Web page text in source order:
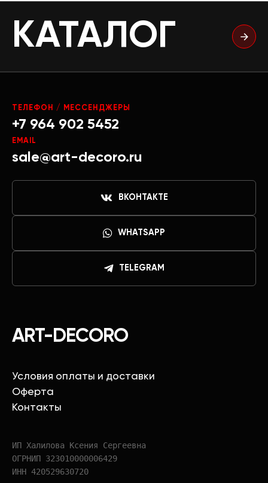
КАТАЛОГ
ART-DECORO
Условия оплаты и доставки
Оферта
Контакты
ИП Халилова Ксения Сергеевна
ОГРНИП 323010000006429
ИНН 420529630720
ТЕЛЕФОН / МЕССЕНДЖЕРЫ
+7 964 902 5452
EMAIL
sale@art-decoro.ru
ВКОНТАКТЕ
WHATSAPP
TELEGRAM